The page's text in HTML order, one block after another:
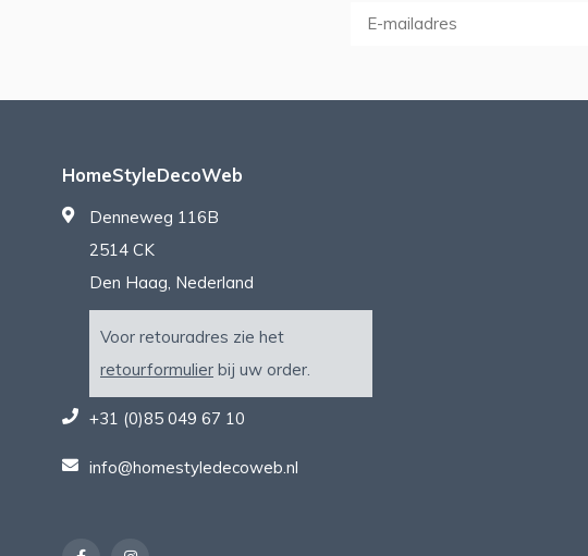
HomeStyleDecoWeb
Denneweg 116B
2514 CK
Den Haag, Nederland
Voor retouradres zie het
retourformulier bij uw order.
+31 (0)85 049 67 10
info@homestyledecoweb.nl